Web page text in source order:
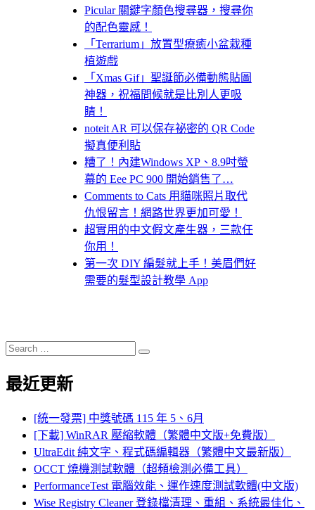
Picular 關鍵字顏色搜尋器，搜尋你
的配色靈感！
「Terrarium」放置型療癒小盆栽種
植遊戲
「Xmas Gif」聖誕節必備動態貼圖
神器，祝福問候就是比別人更吸
睛！
noteit AR 可以保存祕密的 QR Code
擬真便利貼
糟了！內建Windows XP、8.9吋螢
幕的 Eee PC 900 開始銷售了…
Comments to Cats 用貓咪照片取代
仇恨留言！網路世界更加可愛！
超實用的中文假文產生器，三款任
你用！
第一次 DIY 編髮就上手！美眉們好
需要的髮型設計教學 App
Search
for:
Search
最近更新
[統一發票] 中獎號碼 115 年 5、6月
[下載] WinRAR 壓縮軟體（繁體中文版+免費版）
UltraEdit 純文字、程式碼編輯器（繁體中文最新版）
OCCT 燒機測試軟體（超頻檢測必備工具）
PerformanceTest 電腦效能、運作速度測試軟體(中文版)
Wise Registry Cleaner 登錄檔清理、重組、系統最佳化、